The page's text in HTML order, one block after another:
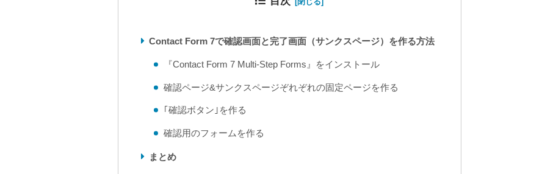
Contact Form 7で確認画面と完了画面（サンクスページ）を作る方法
『Contact Form 7 Multi-Step Forms』をインストール
確認ページ&サンクスページぞれぞれの固定ページを作る
｢確認ボタン｣を作る
確認用のフォームを作る
まとめ